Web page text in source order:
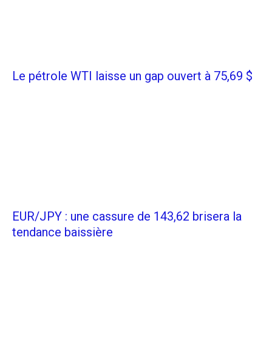
Le pétrole WTI laisse un gap ouvert à 75,69 $
EUR/JPY : une cassure de 143,62 brisera la
tendance baissière